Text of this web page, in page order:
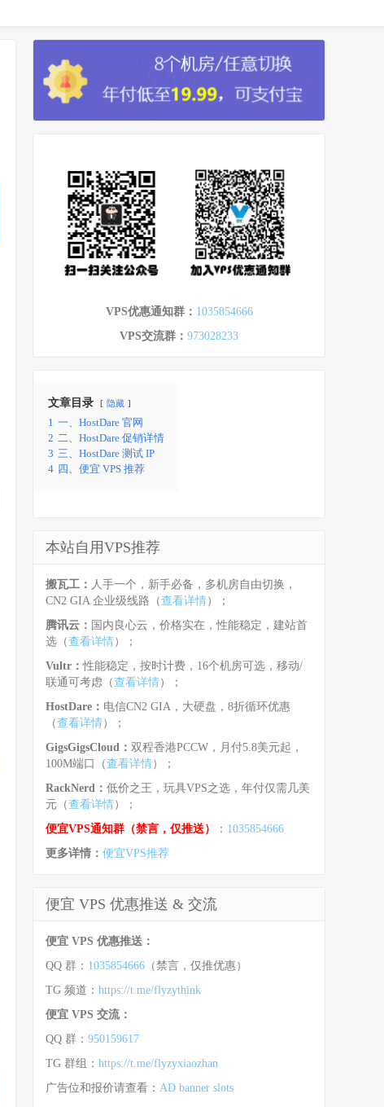
VPS优惠通知群： 1035854666
VPS交流群： 973028233
文章目录 隐藏
1 一、HostDare 官网
2 二、HostDare 促销详情
3 三、HostDare 测试 IP
4 四、便宜 VPS 推荐
本站自用VPS推荐
搬瓦工： 人手一个，新手必备，多机房自由切换，
CN2 GIA 企业级线路（查看详情）；
腾讯云： 国内良心云，价格实在，性能稳定，建站首
选（查看详情）；
Vultr：性能稳定，按时计费，16个机房可选，移动/
联通可考虑（查看详情）；
HostDare： 电信CN2 GIA，大硬盘，8折循环优惠
（查看详情）；
GigsGigsCloud： 双程香港PCCW，月付5.8美元起，
100M端口（查看详情）；
RackNerd： 低价之王，玩具VPS之选，年付仅需几美
元（查看详情）；
便宜VPS通知群（禁言，仅推送）
： 1035854666
更多详情： 便宜VPS推荐
便宜 VPS 优惠推送 & 交流
便宜 VPS 优惠推送：
QQ 群： 1035854666 （禁言，仅推优惠）
TG 频道： https://t.me/flyzythink
便宜 VPS 交流：
QQ 群： 950159617
TG 群组： https://t.me/flyzyxiaozhan
广告位和报价请查看： AD banner slots